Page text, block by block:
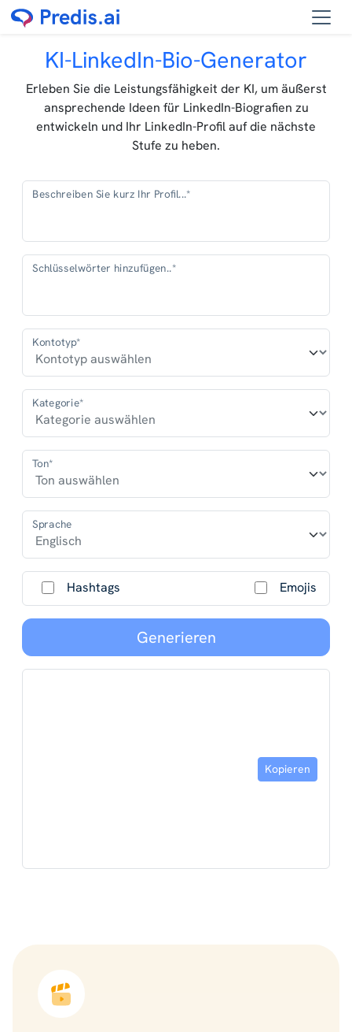
KI-LinkedIn-Bio-Generator
Erleben Sie die Leistungsfähigkeit der KI, um äußerst
ansprechende Ideen für LinkedIn-Biografien zu
entwickeln und Ihr LinkedIn-Profil auf die nächste
Stufe zu heben.
Beschreiben Sie kurz Ihr Profil...*
Schlüsselwörter hinzufügen..*
Kontotyp*
Kategorie*
Ton*
Sprache
Hashtags Emojis
Generieren
Kopieren